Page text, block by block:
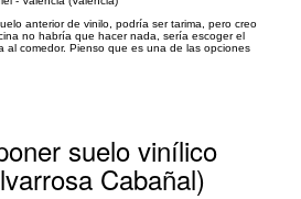
anterior de vinilo, podría ser tarima, pero creo
no habría que hacer nada, sería escoger el
al comedor. Pienso que es una de las opciones
suelo vinílico
Cabañal)